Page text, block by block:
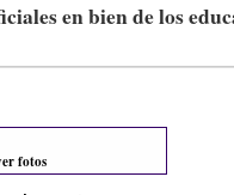
en bien de los
fotos